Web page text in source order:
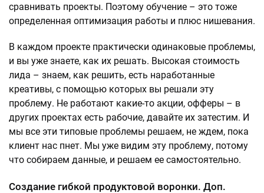
сравнивать проекты. Поэтому обучение – это тоже
определенная оптимизация работы и плюс нишевания.
В каждом проекте практически одинаковые проблемы,
и вы уже знаете, как их решать. Высокая стоимость
лида – знаем, как решить, есть наработанные
креативы, с помощью которых вы решали эту
проблему. Не работают какие-то акции, офферы – в
других проектах есть рабочие, давайте их затестим. И
мы все эти типовые проблемы решаем, не ждем, пока
клиент нас пнет. Мы уже видим эту проблему, потому
что собираем данные, и решаем ее самостоятельно.
Создание гибкой продуктовой воронки. Доп.